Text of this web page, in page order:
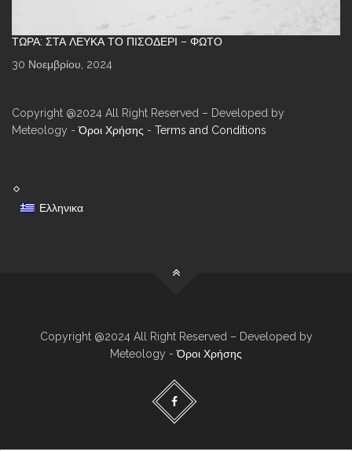
ΤΏΡΑ: ΣΤΑ ΛΕΥΚΆ ΤΟ ΠΙΣΟΔΈΡΙ – ΦΩΤΌ
30 Νοεμβρίου, 2024
Copyright @2024 All Right Reserved – Developed by
Meteology -Όροι Χρήσης - Terms and Conditions
Ελληνικα
Copyright @2024 All Right Reserved – Developed by
Meteology -Όροι Χρήσης